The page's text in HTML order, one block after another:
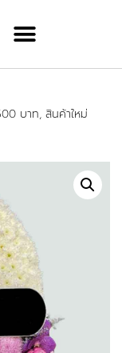
บาท, สินค้าใหม่